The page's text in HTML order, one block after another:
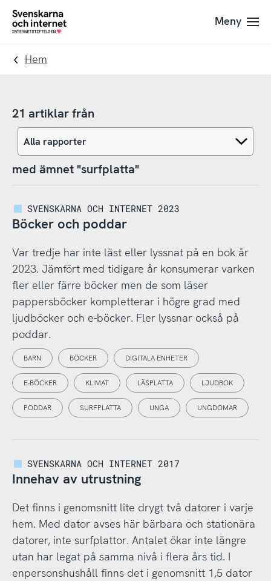
Till
navigation
Till
innehåll
To
Meny
Hem
21 artiklar från
med ämnet "surfplatta"
SVENSKARNA OCH INTERNET 2023
Böcker och poddar
Var tredje har inte läst eller lyssnat på en bok år
2023. Jämfört med tidigare år konsumerar varken
fler eller färre böcker men de som läser
pappersböcker kompletterar i högre grad med
ljudböcker och e-böcker. Fler lyssnar också på
poddar.
BARN BÖCKER DIGITALA ENHETER
E-BÖCKER KLIMAT LÄSPLATTA LJUDBOK
PODDAR SURFPLATTA UNGA UNGDOMAR
SVENSKARNA OCH INTERNET 2017
Innehav av utrustning
Det finns i genomsnitt lite drygt två datorer i varje
hem. Med dator avses här bärbara och stationära
datorer, inte surfplattor. Antalet ökar inte längre
utan har legat på samma nivå i flera års tid. I
enpersonshushåll finns det i genomsnitt 1,5 dator